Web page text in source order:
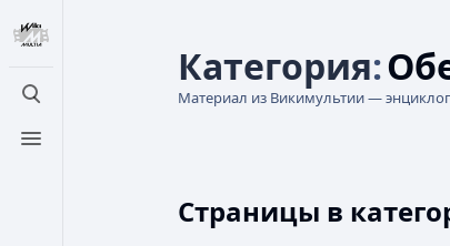
Открыть поиск
Открыть меню
Категория:
Материал из Викимультии —
Страницы в